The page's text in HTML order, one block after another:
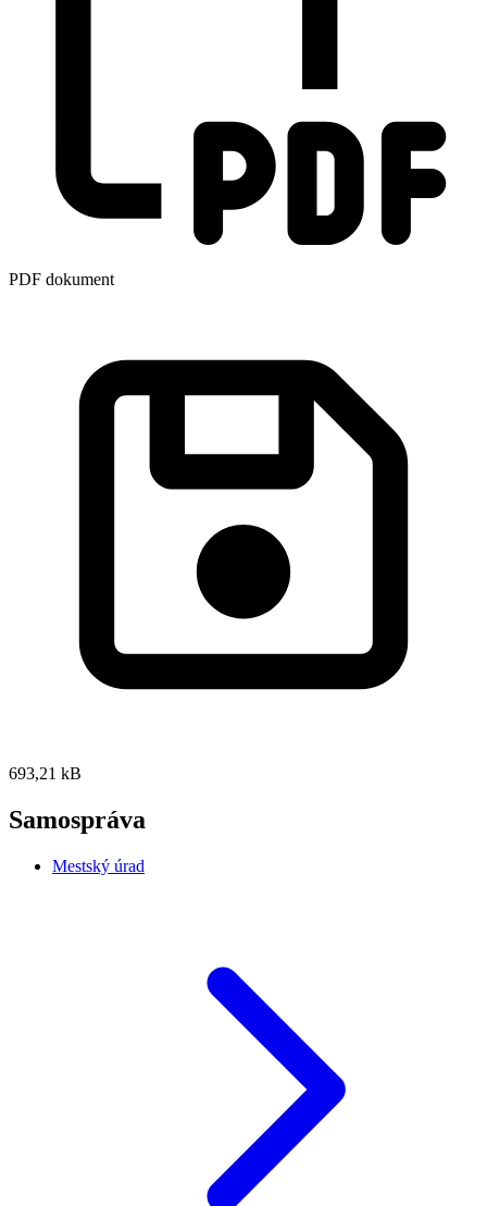
PDF dokument
693,21 kB
Samospráva
Mestský úrad